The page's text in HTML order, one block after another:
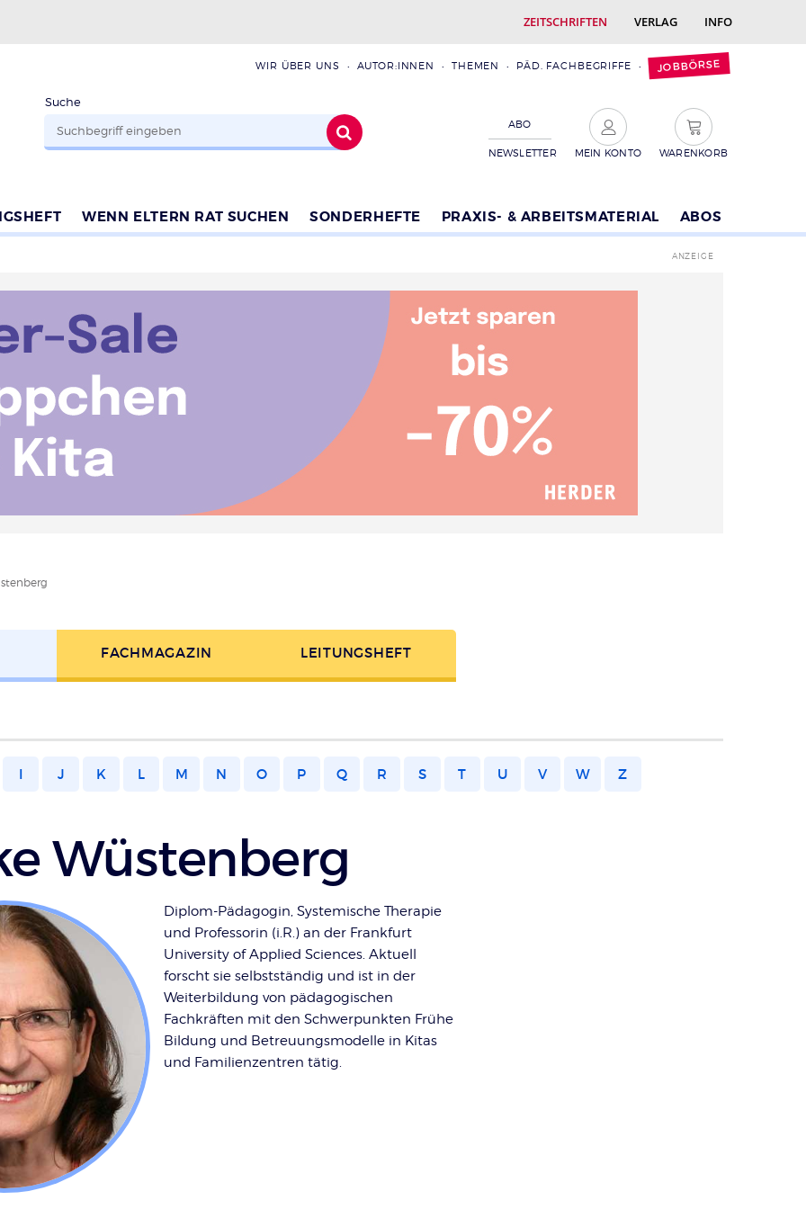
ZEITSCHRIFTEN VERLAG INFO
WIR ÜBER UNS AUTOR:INNEN THEMEN PÄD. FACHBEGRIFFE JOBBÖRSE
Suche
ABO
NEWSLETTER MEIN KONTO WARENKORB
WENN ELTERN RAT SUCHEN SONDERHEFTE PRAXIS- & ARBEITSMATERIAL ABOS
FACH­MAGAZIN LEITUNGS­HEFT
I J K L M N O P Q R S T U V W Z
Wüstenberg
Diplom-Pädagogin, Systemische Therapie
und Professorin (i.R.) an der Frankfurt
University of Applied Sciences. Aktuell
forscht sie selbstständig und ist in der
Weiterbildung von pädagogischen
Fachkräften mit den Schwerpunkten Frühe
Bildung und Betreuungsmodelle in Kitas
und Familienzentren tätig.